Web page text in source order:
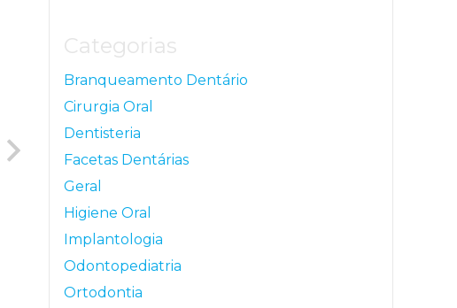
Categorias
Branqueamento Dentário
Cirurgia Oral
Dentisteria
Facetas Dentárias
Geral
Higiene Oral
Implantologia
Odontopediatria
Ortodontia